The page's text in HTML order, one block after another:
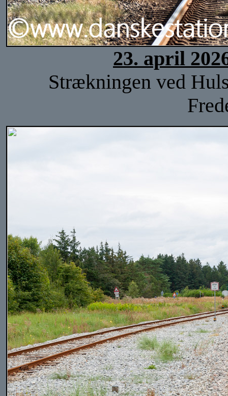
23. april
Strækningen ved